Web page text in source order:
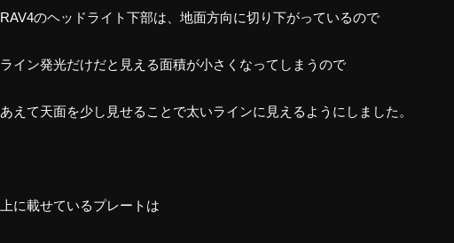
RAV4のヘッドライト下部は、地面方向に切り下がっているので
ライン発光だけだと見える面積が小さくなってしまうので
あえて天面を少し見せることで太いラインに見えるようにしました。
上に載せているプレートは